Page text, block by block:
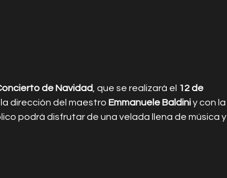
de Navidad , que se realizará el 12 de
la dirección del maestro Emmanuele Baldini y con la
podrá disfrutar de una velada llena de música y